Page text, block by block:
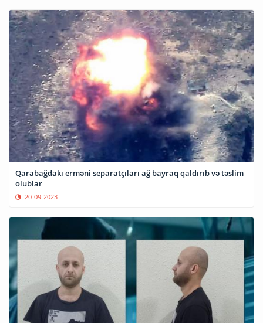
Qarabağdakı erməni separatçıları ağ bayraq qaldırıb və təslim
olublar
20-09-2023